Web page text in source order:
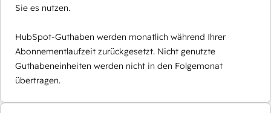
Sie es nutzen.
HubSpot-Guthaben werden monatlich während Ihrer
Abonnementlaufzeit zurückgesetzt. Nicht genutzte
Guthabeneinheiten werden nicht in den Folgemonat
übertragen.